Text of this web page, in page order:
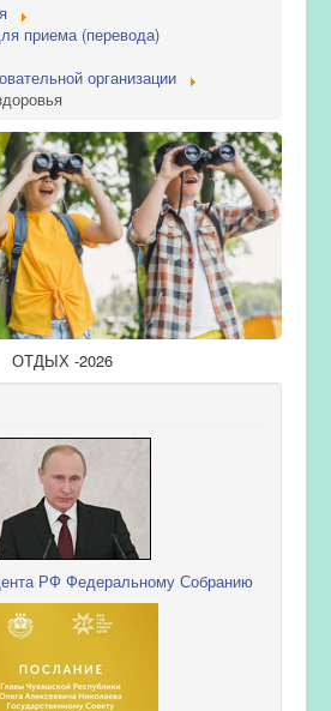
приема (перевода)
организации
ОТДЫХ -2026
РФ Федеральному Собранию